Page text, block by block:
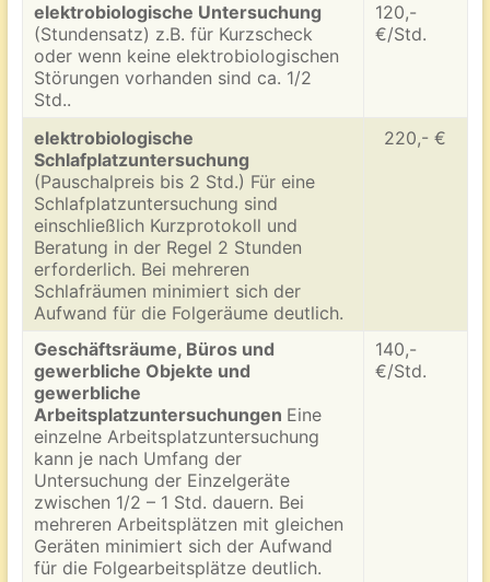
elektrobiologische Untersuchung
(Stundensatz) z.B. für Kurzscheck
oder wenn keine elektrobiologischen
Störungen vorhanden sind ca. 1/2
Std..
120,-
€/Std.
elektrobiologische
Schlafplatzuntersuchung
(Pauschalpreis bis 2 Std.) Für eine
Schlafplatzuntersuchung sind
einschließlich Kurzprotokoll und
Beratung in der Regel 2 Stunden
erforderlich. Bei mehreren
Schlafräumen minimiert sich der
Aufwand für die Folgeräume deutlich.
220,- €
Geschäftsräume, Büros und
gewerbliche Objekte und
gewerbliche
Arbeitsplatzuntersuchungen Eine
einzelne Arbeitsplatzuntersuchung
kann je nach Umfang der
Untersuchung der Einzelgeräte
zwischen 1/2 – 1 Std. dauern. Bei
mehreren Arbeitsplätzen mit gleichen
Geräten minimiert sich der Aufwand
für die Folgearbeitsplätze deutlich.
140,-
€/Std.